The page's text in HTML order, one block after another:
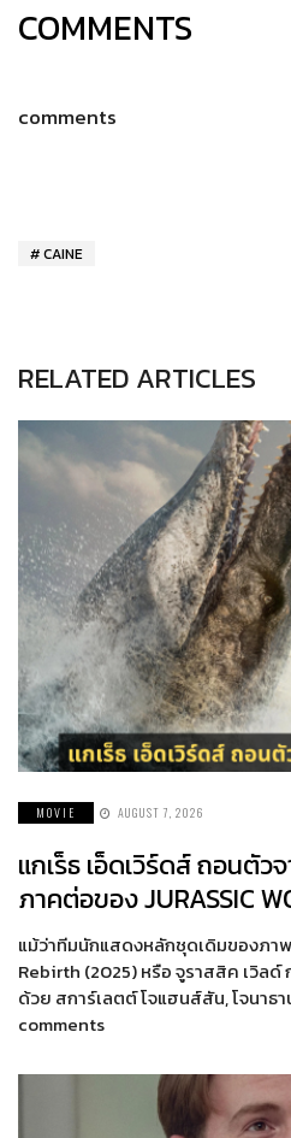
COMMENTS
comments
CAINE
RELATED ARTICLES
MOVIE AUGUST 7, 2026
แกเร็ธ เอ็ดเวิร์ดส์ ถอนตั
ภาคต่อของ JURASSIC
แม้ว่าทีมนักแสดงหลักชุดเดิมของภา
Rebirth (2025) หรือ จูราสสิค เวิลด์
ด้วย สการ์เลตต์ โจแฮนส์สัน, โจนาธ
comments